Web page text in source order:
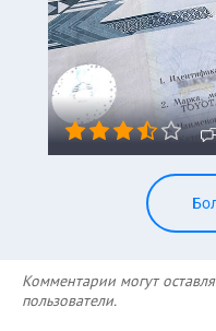
Комментарии могут
пользователи.